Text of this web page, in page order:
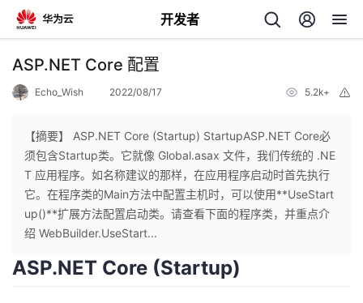
开发者
返
个
人
主
我
的
ASP.NET Core 配置
Echo_Wish 2022/08/17 5.2k+
【摘要】 ASP.NET Core (Startup) StartupASP.NET Core必
须包含Startup类。它就像 Global.asax 文件，我们传统的 .NE
T 应用程序。如名称建议的那样，在应用程序启动时首先执行
它。在程序类的Main方法中配置主机时，可以使用**UseStart
up()**扩展方法配置启动类。请查看下面的程序类，并重点介
绍 WebBuilder.UseStart...
ASP.NET Core (Startup)